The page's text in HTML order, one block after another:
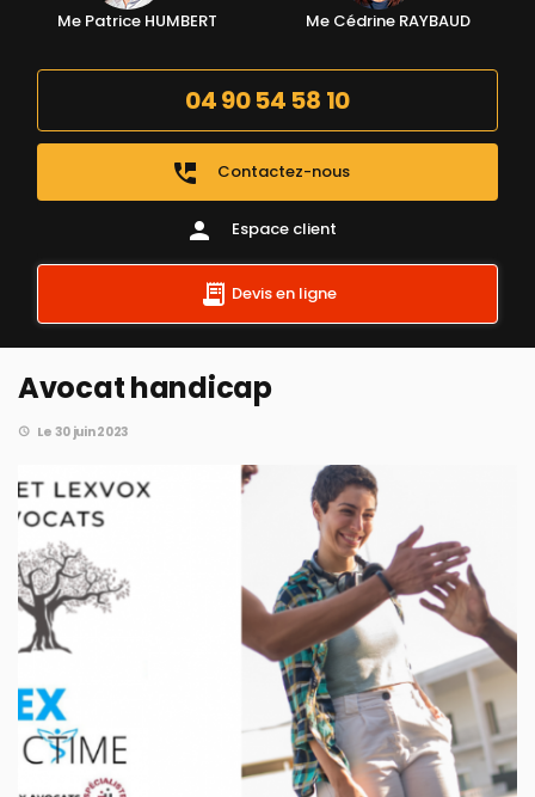
Me Patrice HUMBERT Me Cédrine RAYBAUD
04 90 54 58 10
perm_phone_msg Contactez-nous
person Espace client
Devis en ligne
Avocat handicap
Le 30 juin 2023